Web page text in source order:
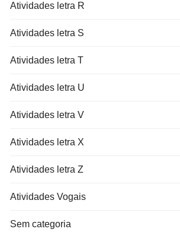
Atividades letra R
Atividades letra S
Atividades letra T
Atividades letra U
Atividades letra V
Atividades letra X
Atividades letra Z
Atividades Vogais
Sem categoria